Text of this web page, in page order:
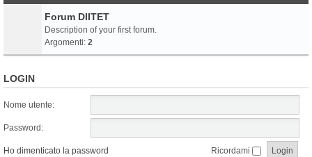
Forum DIITET
Description of your first forum.
Argomenti: 2
LOGIN
Nome utente:
Password:
Ho dimenticato la password Ricordami